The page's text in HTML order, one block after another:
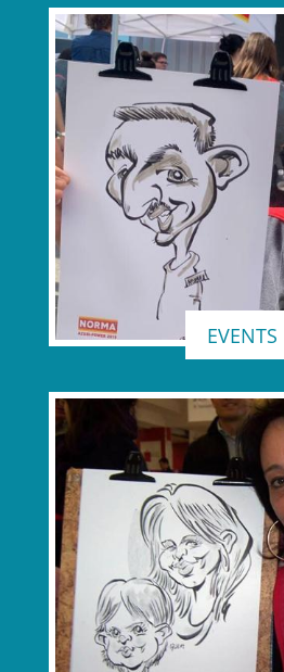
EVENTS